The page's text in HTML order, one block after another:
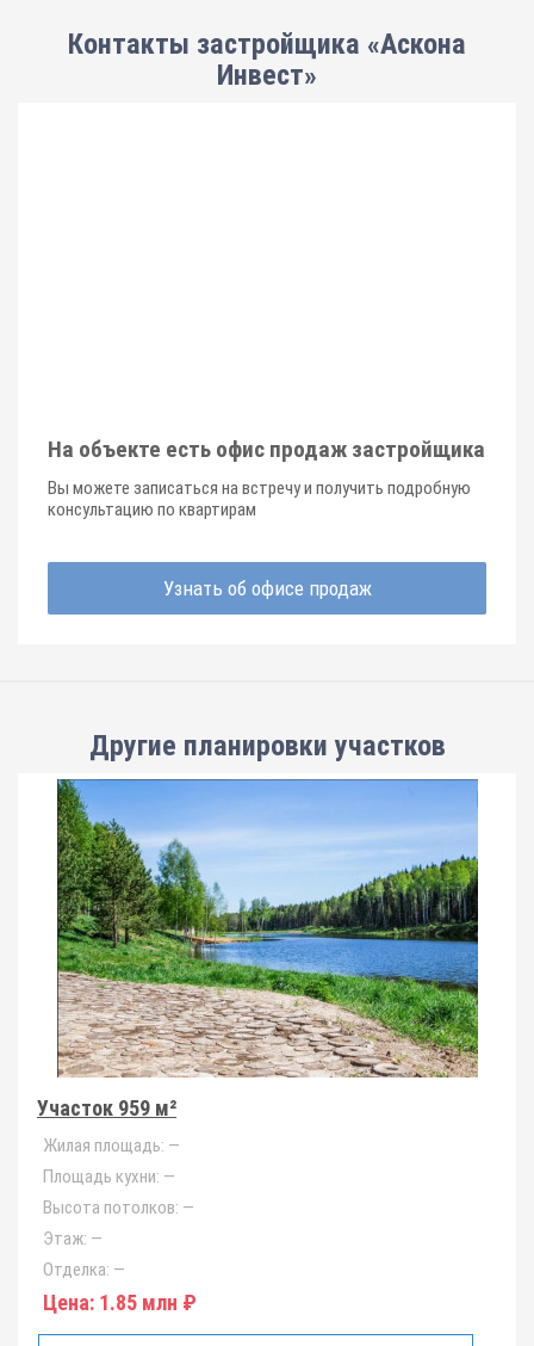
Контакты застройщика «Аскона
Инвест»
На объекте есть офис продаж застройщика
Вы можете записаться на встречу и получить подробную
консультацию по квартирам
Узнать об офисе продаж
Другие планировки участков
Участок 959 м²
Жилая площадь: —
Площадь кухни: —
Высота потолков: —
Этаж: —
Отделка: —
Цена: 1.85 млн ₽